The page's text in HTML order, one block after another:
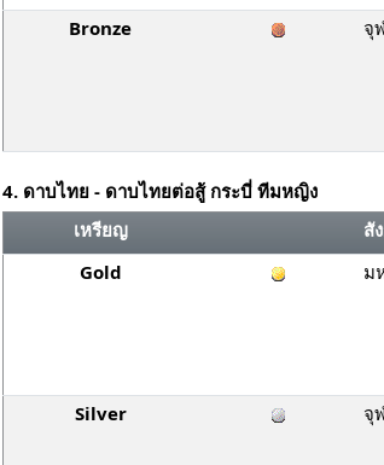
Bronze
จุ
4. ดาบไทย - ดาบไทยต่อสู้ กระบี่ ทีมหญิง
เหรียญ
สั
Gold
ม
Silver
จุ